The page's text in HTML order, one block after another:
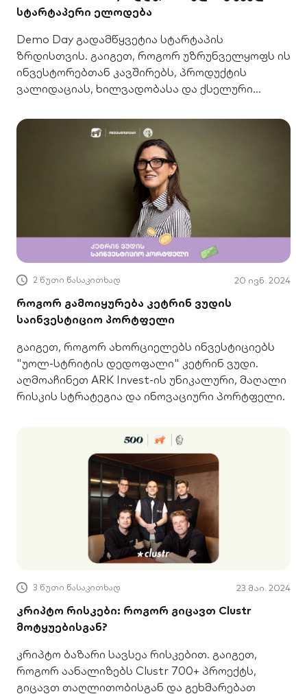
სტარტაპერი ელოდება
Demo Day გადამწყვეტია სტარტაპის
ზრდისთვის. გაიგეთ, როგორ უზრუნველყოფს ის
ინვესტორებთან კავშირებს, პროდუქტის
ვალიდაციას, ხილვადობასა და ქსელური
2 წუთი წასაკითხად 20 ივნ. 2024
როგორ გამოიყურება კეტრინ ვუდის
საინვესტიციო პორტფელი
გაიგეთ, როგორ ახორციელებს ინვესტიციებს
"უოლ-სტრიტის დედოფალი" კეტრინ ვუდი.
აღმოაჩინეთ ARK Invest-ის უნიკალური, მაღალი
რისკის სტრატეგია და ინოვაციური პორტფელი.
3 წუთი წასაკითხად 23 მაი. 2024
კრიპტო რისკები: როგორ გიცავთ Clustr
მოტყუებისგან?
კრიპტო ბაზარი სავსეა რისკებით. გაიგეთ,
როგორ აანალიზებს Clustr 700+ პროექტს,
გიცავთ თაღლითობისგან და გეხმარებათ